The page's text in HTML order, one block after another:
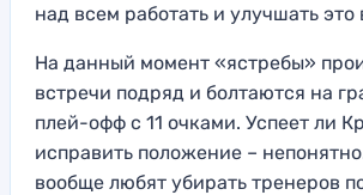
над всем работать и улучшать это
На данный момент «ястребы»
встречи подряд и болтаются на
плей-офф с 11 очками. Успеет ли
исправить положение –
вообще любят убирать тренеров